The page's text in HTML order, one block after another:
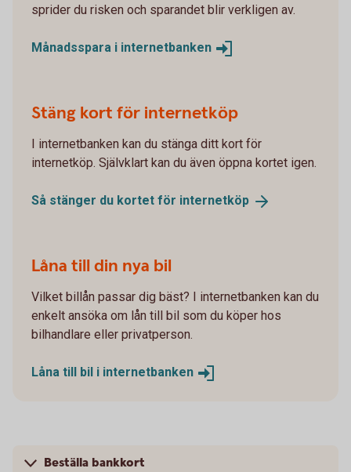
sprider du risken och sparandet blir verkligen av.
Månadsspara i internetbanken
Stäng kort för internetköp
I internetbanken kan du stänga ditt kort för
internetköp. Självklart kan du även öppna kortet igen.
Så stänger du kortet för internetköp
Låna till din nya bil
Vilket billån passar dig bäst? I internetbanken kan du
enkelt ansöka om lån till bil som du köper hos
bilhandlare eller privatperson.
Låna till bil i internetbanken
Beställa bankkort